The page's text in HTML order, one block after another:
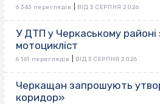
6 343 переглядів ВІД 3 СЕРПНЯ 2026
У ДТП у Черкаському районі
мотоцикліст
6 161 переглядів ВІД 3 СЕРПНЯ 2026
Черкащан запрошують
коридор»